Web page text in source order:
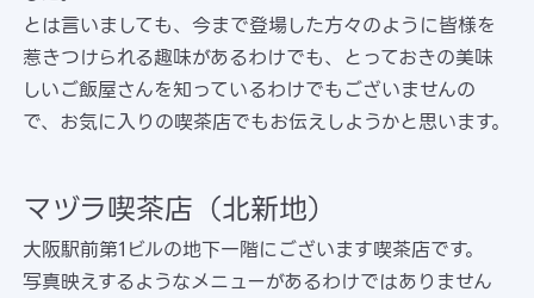
とは言いましても、今まで登場した方々のように皆様を
惹きつけられる趣味があるわけでも、とっておきの美味
しいご飯屋さんを知っているわけでもございませんの
で、お気に入りの喫茶店でもお伝えしようかと思います。
マヅラ喫茶店（北新地）
大阪駅前第1ビルの地下一階にございます喫茶店です。
写真映えするようなメニューがあるわけではありません